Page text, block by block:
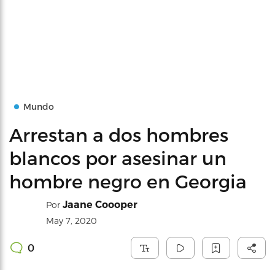
Mundo
Arrestan a dos hombres
blancos por asesinar un
hombre negro en Georgia
Por Jaane Coooper
May 7, 2020
0